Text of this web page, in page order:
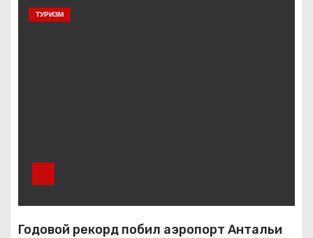
ТУРИЗМ
Годовой рекорд побил аэропорт Антальи